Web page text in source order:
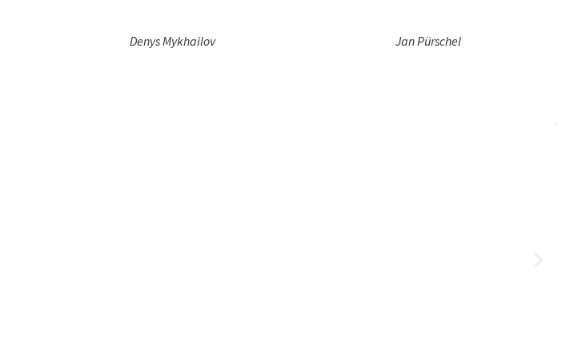
Denys Mykhailov Jan Pürschel